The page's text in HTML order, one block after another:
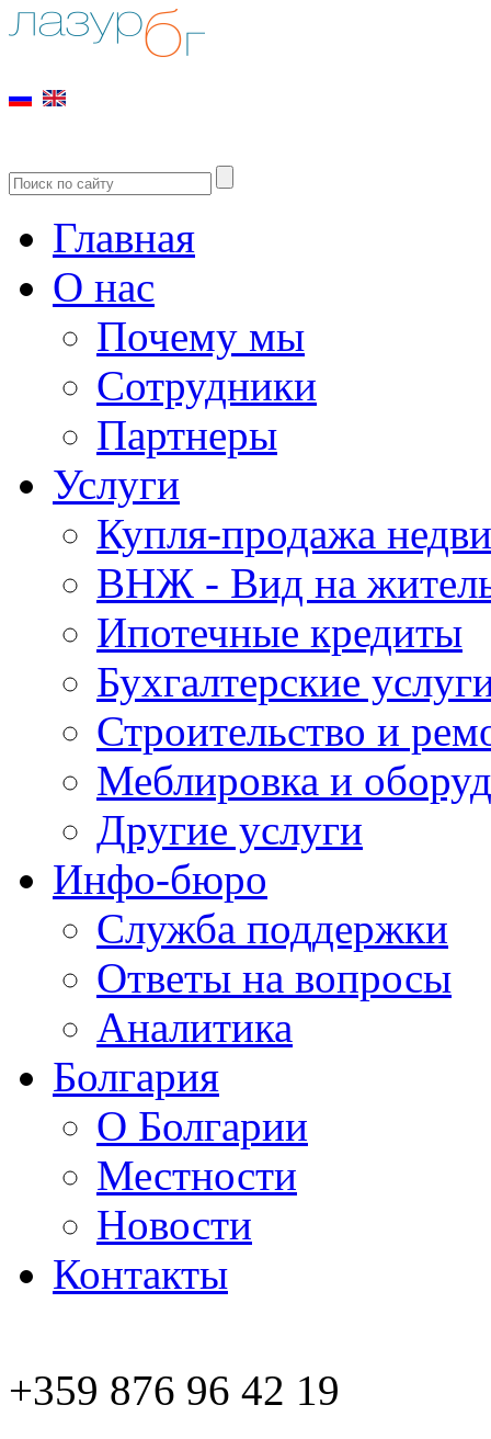
Главная
О нас
Почему мы
Сотрудники
Партнеры
Услуги
Купля-продажа
ВНЖ - Вид на
Ипотечные кредиты
Бухгалтерские
Строительство и
Меблировка и
Другие услуги
Инфо-бюро
Служба поддержки
Ответы на вопросы
Аналитика
Болгария
О Болгарии
Местности
Новости
Контакты
+359 876 96 42 19